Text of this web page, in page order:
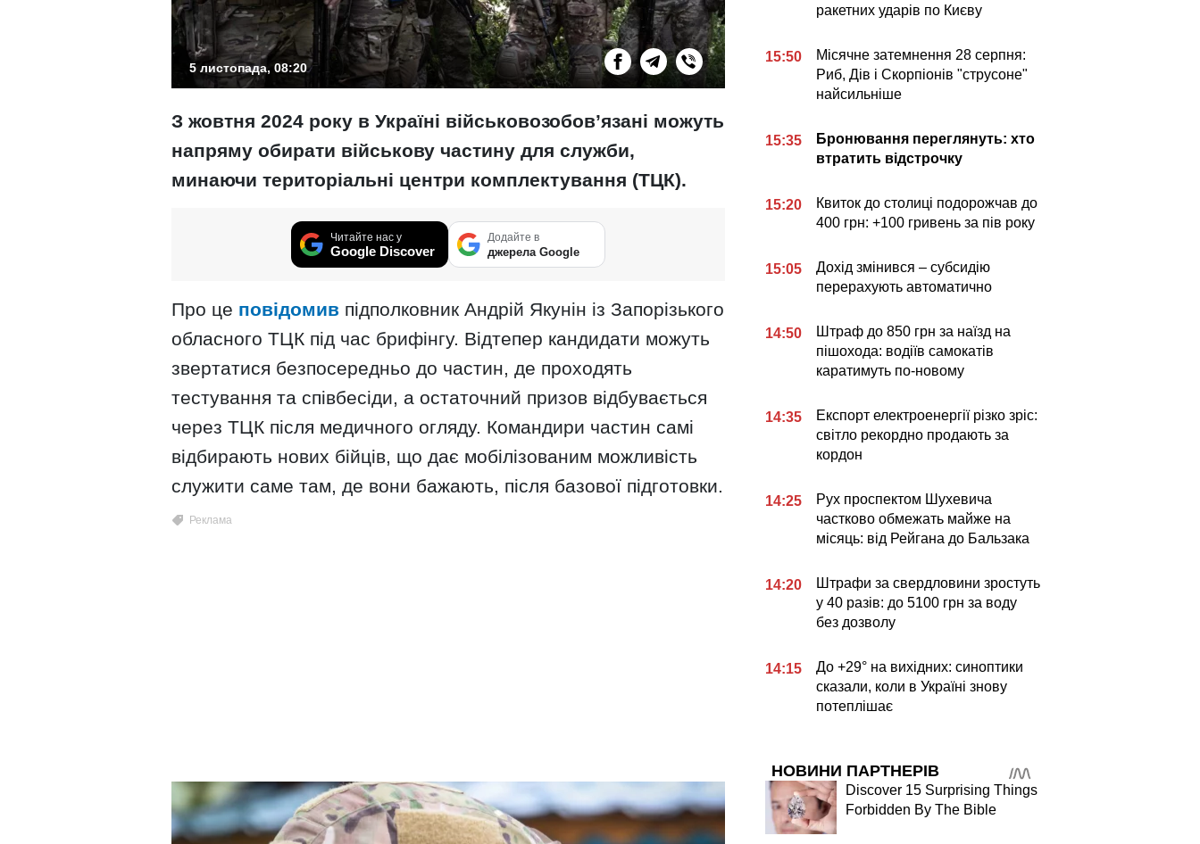
5 листопада, 08:20
З жовтня 2024 року в Україні військовозобов’язані можуть
напряму обирати військову частину для служби,
минаючи територіальні центри комплектування (ТЦК).
Читайте нас у
Google Discover
Додайте в
джерела Google
Про це повідомив підполковник Андрій Якунін із Запорізького
обласного ТЦК під час брифінгу. Відтепер кандидати можуть
звертатися безпосередньо до частин, де проходять
тестування та співбесіди, а остаточний призов відбувається
через ТЦК після медичного огляду. Командири частин самі
відбирають нових бійців, що дає мобілізованим можливість
служити саме там, де вони бажають, після базової підготовки.
ракетних ударів по Києву
15:50
Місячне затемнення 28 серпня:
Риб, Дів і Скорпіонів "струсоне"
найсильніше
15:35
Бронювання переглянуть: хто
втратить відстрочку
15:20
Квиток до столиці подорожчав до
400 грн: +100 гривень за пів року
15:05
Дохід змінився – субсидію
перерахують автоматично
14:50
Штраф до 850 грн за наїзд на
пішохода: водіїв самокатів
каратимуть по-новому
14:35
Експорт електроенергії різко зріс:
світло рекордно продають за
кордон
14:25
Рух проспектом Шухевича
частково обмежать майже на
місяць: від Рейгана до Бальзака
14:20
Штрафи за свердловини зростуть
у 40 разів: до 5100 грн за воду
без дозволу
14:15
До +29° на вихідних: синоптики
сказали, коли в Україні знову
потеплішає
НОВИНИ ПАРТНЕРІВ
Discover 15 Surprising Things
Forbidden By The Bible